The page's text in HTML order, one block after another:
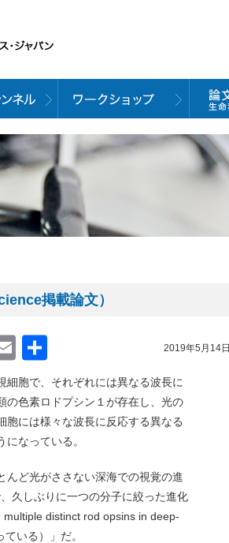
掲載論文）
2019年5月14日
Email
有
胞で、それぞれには異なる波長に
の色素ロドプシン１が存在し、光の
には様々な波長に反応する異なる
なっている。
んど光がささない深海での視覚の進
久しぶりに一つの分子に絞った進化
distinct rod opsins in deep-
いる）」だ。